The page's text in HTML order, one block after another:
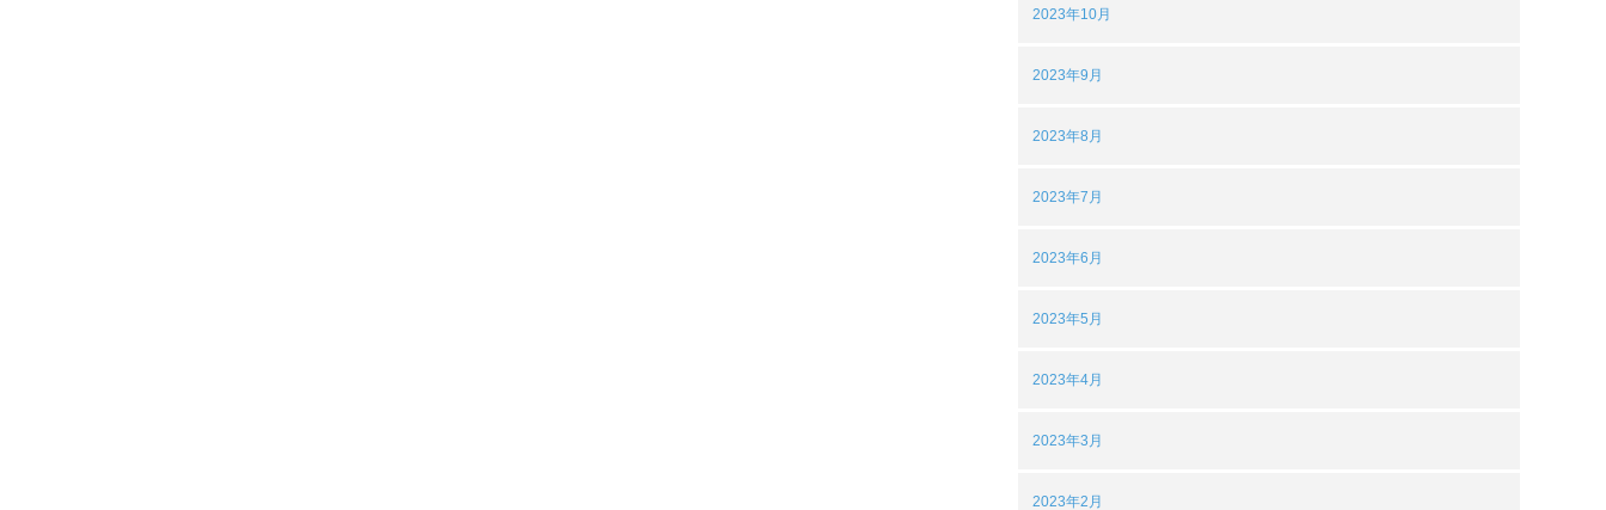
2023年10月
2023年9月
2023年8月
2023年7月
2023年6月
2023年5月
2023年4月
2023年3月
2023年2月